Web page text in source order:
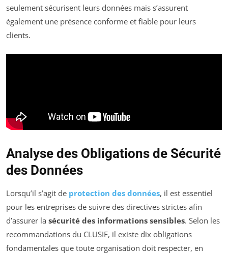
seulement sécurisent leurs données mais s’assurent
également une présence conforme et fiable pour leurs
clients.
Analyse des Obligations de Sécurité
des Données
Lorsqu’il s’agit de protection des données, il est essentiel
pour les entreprises de suivre des directives strictes afin
d’assurer la sécurité des informations sensibles. Selon les
recommandations du CLUSIF, il existe dix obligations
fondamentales que toute organisation doit respecter, en